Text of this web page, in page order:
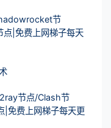
节
|免费上网梯子每天
节点/Clash节
免费上网梯子每天更